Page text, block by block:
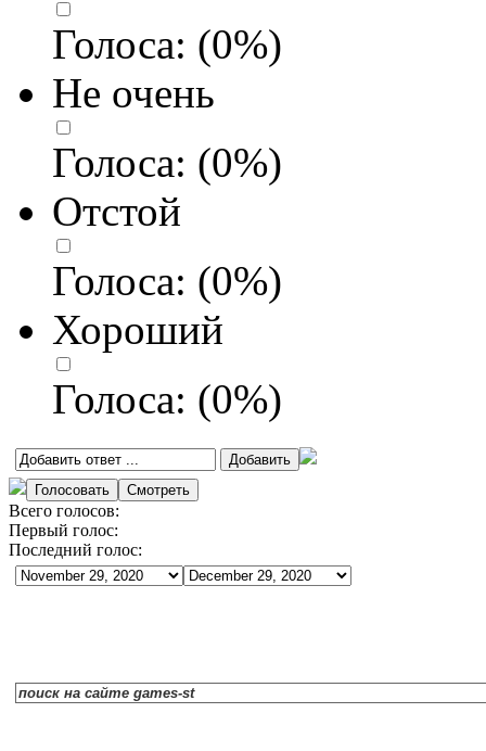
Голоса: (0%)
Не очень
Голоса: (0%)
Отстой
Голоса: (0%)
Хороший
Голоса: (0%)
Всего голосов:
Первый голос:
Последний голос: